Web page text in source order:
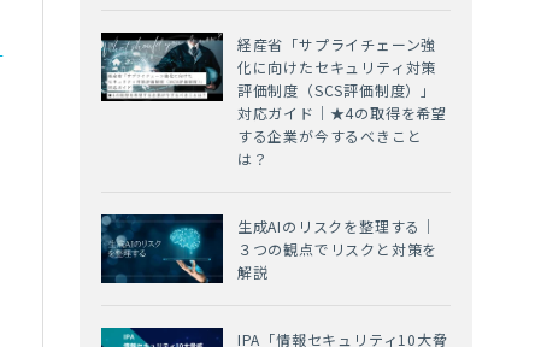
経産省「サプライチェーン強
化に向けたセキュリティ対策
評価制度（SCS評価制度）」
対応ガイド｜★4の取得を希望
する企業が今するべきこと
は？
生成AIのリスクを整理する｜
３つの観点でリスクと対策を
解説
IPA「情報セキュリティ10大脅